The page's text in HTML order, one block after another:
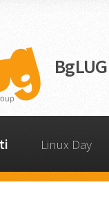
Linux Day